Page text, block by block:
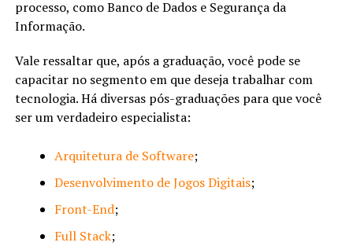
processo, como Banco de Dados e Segurança da
Informação.
Vale ressaltar que, após a graduação, você pode se
capacitar no segmento em que deseja trabalhar com
tecnologia. Há diversas pós-graduações para que você
ser um verdadeiro especialista:
Arquitetura de Software;
Desenvolvimento de Jogos Digitais;
Front-End;
Full Stack;